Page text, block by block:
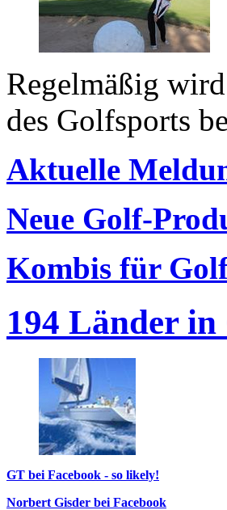
Regelmäßig
des Golfsports
Aktuelle
Neue Golf-
Kombis für
194 Länder in
GT bei Facebook - so likely!
Norbert Gisder bei Facebook